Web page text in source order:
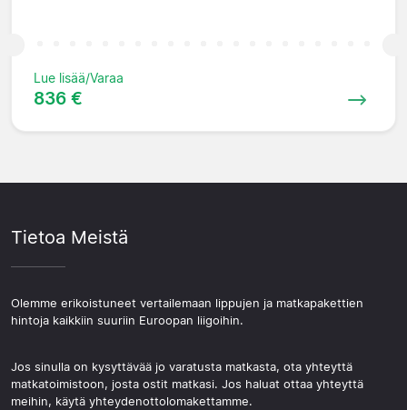
Lue lisää/Varaa
836 €
Tietoa Meistä
Olemme erikoistuneet vertailemaan lippujen ja matkapakettien
hintoja kaikkiin suuriin Euroopan liigoihin.
Jos sinulla on kysyttävää jo varatusta matkasta, ota yhteyttä
matkatoimistoon, josta ostit matkasi. Jos haluat ottaa yhteyttä
meihin, käytä yhteydenottolomakettamme.